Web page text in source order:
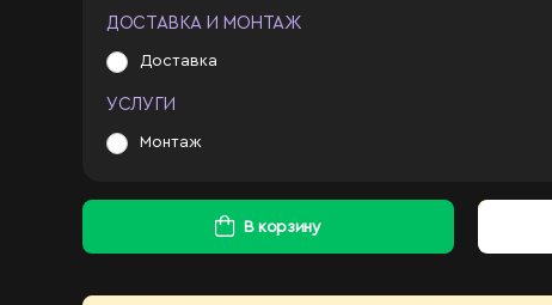
ДОСТАВКА И МОНТАЖ
Доставка
УСЛУГИ
Монтаж
В корзину